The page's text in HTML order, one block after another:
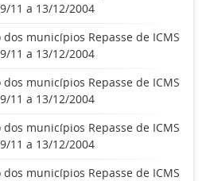
11 a 13/12/2004
municípios Repasse de ICMS
11 a 13/12/2004
municípios Repasse de ICMS
11 a 13/12/2004
municípios Repasse de ICMS
11 a 13/12/2004
municípios Repasse de ICMS